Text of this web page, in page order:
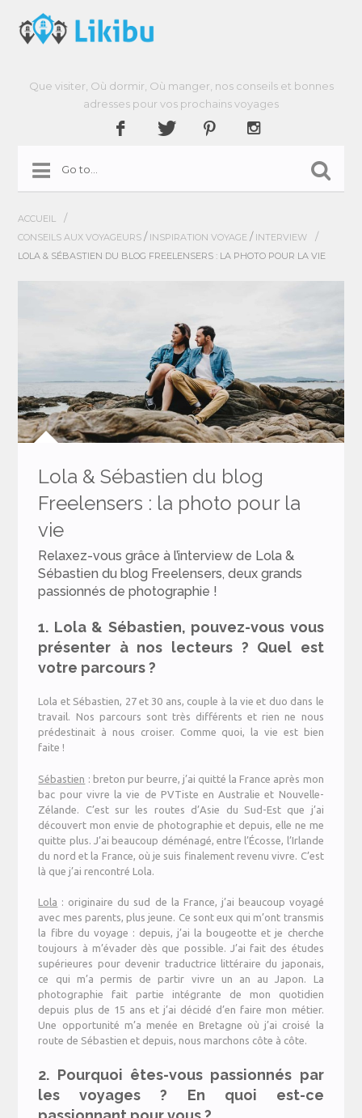
Que visiter, Où dormir, Où manger, nos conseils et bonnes
adresses pour vos prochains voyages
ACCUEIL /
CONSEILS AUX VOYAGEURS / INSPIRATION VOYAGE / INTERVIEW /
LOLA & SÉBASTIEN DU BLOG FREELENSERS : LA PHOTO POUR LA VIE
Lola & Sébastien du blog
Freelensers : la photo pour la
vie
Relaxez-vous grâce à l’interview de Lola &
Sébastien du blog Freelensers, deux grands
passionnés de photographie !
1. Lola & Sébastien, pouvez-vous vous
présenter à nos lecteurs ? Quel est
votre parcours ?
Lola et Sébastien, 27 et 30 ans, couple à la vie et duo dans le
travail. Nos parcours sont très différents et rien ne nous
prédestinait à nous croiser. Comme quoi, la vie est bien
faite !
Sébastien : breton pur beurre, j’ai quitté la France après mon
bac pour vivre la vie de PVTiste en Australie et Nouvelle-
Zélande. C’est sur les routes d’Asie du Sud-Est que j’ai
découvert mon envie de photographie et depuis, elle ne me
quitte plus. J’ai beaucoup déménagé, entre l’Écosse, l’Irlande
du nord et la France, où je suis finalement revenu vivre. C’est
là que j’ai rencontré Lola.
Lola : originaire du sud de la France, j’ai beaucoup voyagé
avec mes parents, plus jeune. Ce sont eux qui m’ont transmis
la fibre du voyage : depuis, j’ai la bougeotte et je cherche
toujours à m’évader dès que possible. J’ai fait des études
supérieures pour devenir traductrice littéraire du japonais,
ce qui m’a permis de partir vivre un an au Japon. La
photographie fait partie intégrante de mon quotidien
depuis plus de 15 ans et j’ai décidé d’en faire mon métier.
Une opportunité m’a menée en Bretagne où j’ai croisé la
route de Sébastien et depuis, nous marchons côte à côte.
2. Pourquoi êtes-vous passionnés par
les voyages ? En quoi est-ce